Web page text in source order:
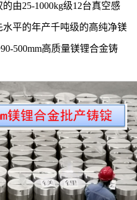
由25-1000kg级12台真空感
平的年产千吨级的高纯净镁
500mm高质量镁锂合金铸